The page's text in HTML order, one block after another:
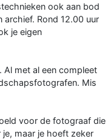
ook aan bod
archief. Rond 12.00 uur
je eigen
Al met al een compleet
Mis
voor de fotograaf die
maar je hoeft zeker